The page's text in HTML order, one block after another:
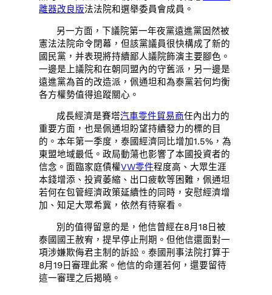
離器改良版法法院和選舉委員會成員。
另一方面，下議院第一年夜黨遠進黨固然被
憲法法院命令閉幕，但該黨議員很快構成了新的
國民黨，并表現將持續鄙人議院飾演主要腳色。
一邊是上議院和在朝同盟內的守舊派，另一邊是
遠進黨為首的改造派，佩通坦和為泰黨若何均衡
各方權勢值得追蹤關心。
成長經濟是賽塔汽車零件貿易商任內出力的
重要方面，也是佩通坦盼望持續發力的標的目
的。本年第一季度，泰國經濟同比增加1.5%，為
東盟地域最低。政局動蕩也影響了本國投資者的
信念。面臨家庭債權VW零件程度高、大眾生涯
本錢增添、投資萎縮、出口疲軟等困難，佩通坦
若何在包管經濟政策延續性的同時，安慰經濟增
加、知足大眾希冀，依然有待察看。
別的值得留意的是，他信曾經在8月18日被
泰國國王赦宥，提早停止刑期。但他信還面對一
項涉嫌欺侮君主制的訴訟。泰國刑事法院打算于
8月19日審理此案。他信的命運若何，還要留待
這一審理之后揭曉。